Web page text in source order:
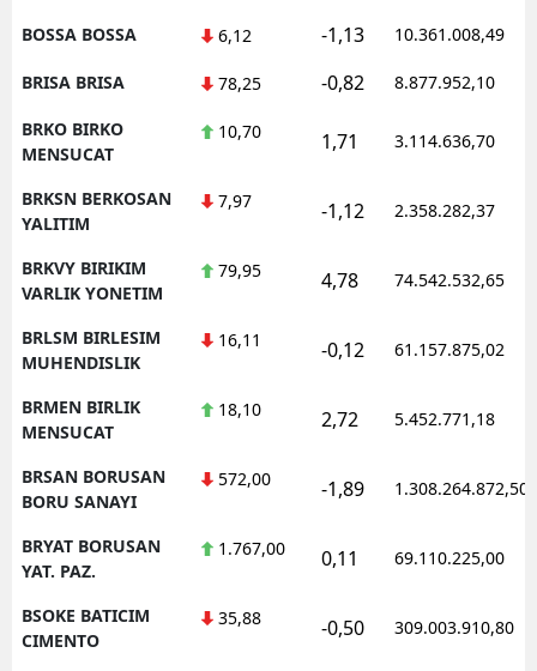
BOSSA BOSSA 6,12 -1,13 10.361.008,49
BRISA BRISA 78,25 -0,82 8.877.952,10
BRKO BIRKO
MENSUCAT
10,70 1,71 3.114.636,70
BRKSN BERKOSAN
YALITIM
7,97 -1,12 2.358.282,37
BRKVY BIRIKIM
VARLIK YONETIM
79,95 4,78 74.542.532,65
BRLSM BIRLESIM
MUHENDISLIK
16,11 -0,12 61.157.875,02
BRMEN BIRLIK
MENSUCAT
18,10 2,72 5.452.771,18
BRSAN BORUSAN
BORU SANAYI
572,00 -1,89 1.308.264.872,50
BRYAT BORUSAN
YAT. PAZ.
1.767,00 0,11 69.110.225,00
BSOKE BATICIM
CIMENTO
35,88 -0,50 309.003.910,80